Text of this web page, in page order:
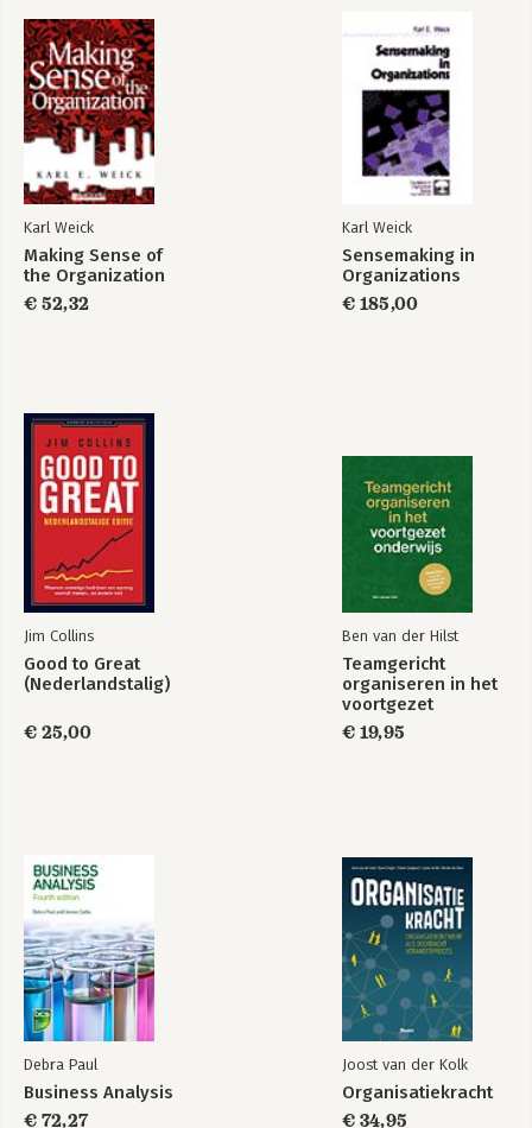
the Organization
Bekijk alle boeken
Bekijk alle boeken
Karl Weick
Making Sense of
the Organization
€ 52,32
Karl Weick
Sensemaking in
Organizations
€ 185,00
Jim Collins
Good to Great
(Nederlandstalig)
€ 25,00
Ben van der Hilst
Teamgericht
organiseren in het
voortgezet
onderwijs
€ 19,95
Debra Paul
Business Analysis
€ 72,27
Joost van der Kolk
Organisatiekracht
€ 34,95